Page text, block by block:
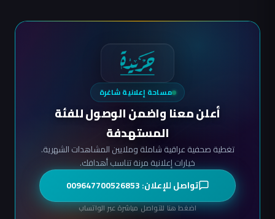
مساحة إعلانية شاغرة
أعلن معنا واضمن الوصول للفئة
المستهدفة
تغطية صحفية عراقية شاملة وملايين المشاهدات الشهرية.
خيارات إعلانية مرنة تناسب أهدافك.
تواصل للإعلان: 009647700526853
اضغط هنا للتواصل مباشرة عبر الواتساب